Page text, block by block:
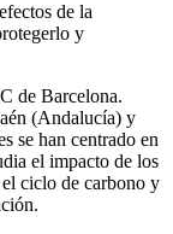
de la
y
de Barcelona.
(Andalucía) y
se han centrado en
el impacto de los
ciclo de carbono y